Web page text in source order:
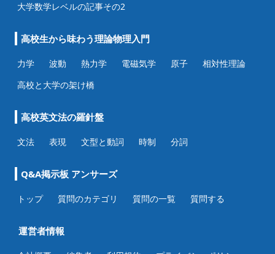
大学数学レベルの記事その2
高校生から味わう理論物理入門
力学 波動 熱力学 電磁気学 原子
相対性理論
高校と大学の架け橋
高校英文法の羅針盤
文法 表現 文型と動詞 時制 分詞
Q&A掲示板 アンサーズ
トップ 質問のカテゴリ 質問の一覧 質問する
運営者情報